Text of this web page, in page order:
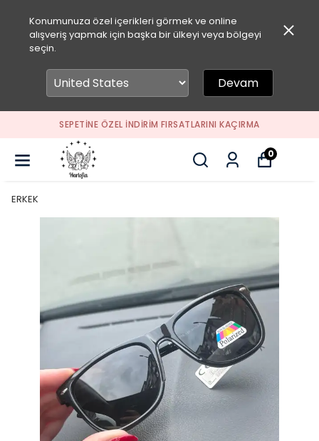
Konumunuza özel içerikleri görmek ve online
alışveriş yapmak için başka bir ülkeyi veya bölgeyi
seçin.
Devam
SEPETİNE ÖZEL İNDİRİM FIRSATLARINI KAÇIRMA
0
ERKEK